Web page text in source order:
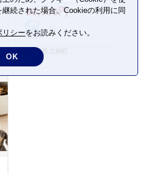
16,000円
長野県 立科町
続された場合、Cookieの利用に同
リシーをお読みください。
OK